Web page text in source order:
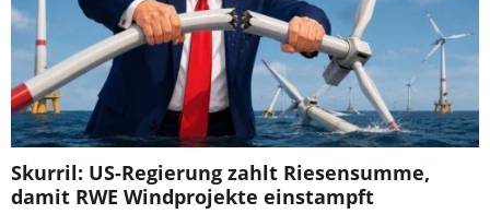
Skurril: US-Regierung zahlt Riesensumme,
damit RWE Windprojekte einstampft